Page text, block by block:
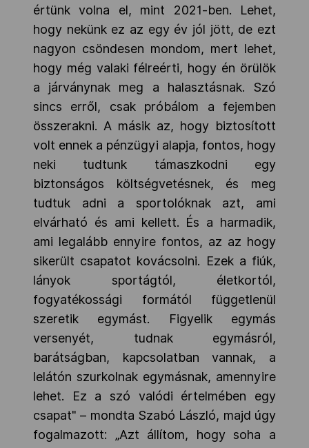
értünk volna el, mint 2021-ben. Lehet,
hogy nekünk ez az egy év jól jött, de ezt
nagyon csöndesen mondom, mert lehet,
hogy még valaki félreérti, hogy én örülök
a járványnak meg a halasztásnak. Szó
sincs erről, csak próbálom a fejemben
összerakni. A másik az, hogy biztosított
volt ennek a pénzügyi alapja, fontos, hogy
neki tudtunk támaszkodni egy
biztonságos költségvetésnek, és meg
tudtuk adni a sportolóknak azt, ami
elvárható és ami kellett. És a harmadik,
ami legalább ennyire fontos, az az hogy
sikerült csapatot kovácsolni. Ezek a fiúk,
lányok sportágtól, életkortól,
fogyatékossági formától függetlenül
szeretik egymást. Figyelik egymás
versenyét, tudnak egymásról,
barátságban, kapcsolatban vannak, a
lelátón szurkolnak egymásnak, amennyire
lehet. Ez a szó valódi értelmében egy
csapat" – mondta Szabó László, majd úgy
fogalmazott: „Azt állítom, hogy soha a